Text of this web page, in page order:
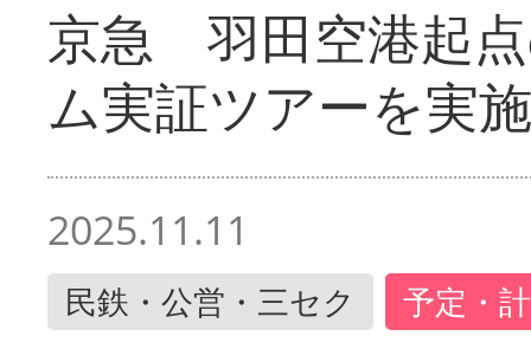
京急 羽田空港起
ム実証ツアーを実施
2025.11.11
民鉄・公営・三セク 予定・